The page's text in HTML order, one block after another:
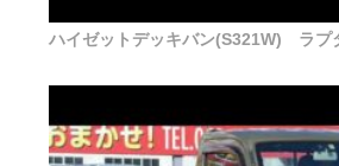
ハイゼットデッキバン(S321W) ラプ